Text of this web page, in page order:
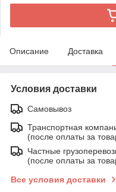
Описание Доставка
Условия доставки
Самовывоз
Транспортная
(после оплаты за
Частные
(после оплаты за
Все условия доставки